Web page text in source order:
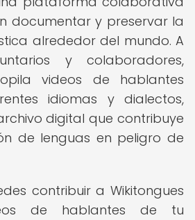
documentar y preservar la
alrededor del mundo. A
y colaboradores,
videos de hablantes
idiomas y dialectos,
digital que contribuye
de lenguas en peligro de
contribuir a Wikitongues
de hablantes de tu